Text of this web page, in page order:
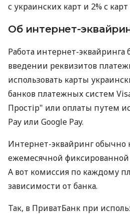
с украинских карт и 2% с
Об интернет-
Работа интернет-эквайринга
введении реквизитов
использовать карты
банков платежных систем
Простір" или оплаты путем
Pay или Google Pay.
Интернет-эквайринг обычно
ежемесячной фиксированной
А вот комиссия по каждому
зависимости от банка.
Так, в ПриватБанк при